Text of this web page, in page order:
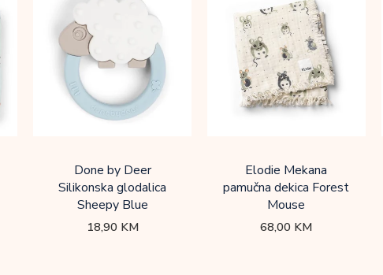
Done by Deer
Silikonska glodalica
Sheepy Blue
18,90 KM
Elodie Mekana
pamučna dekica Forest
Mouse
68,00 KM